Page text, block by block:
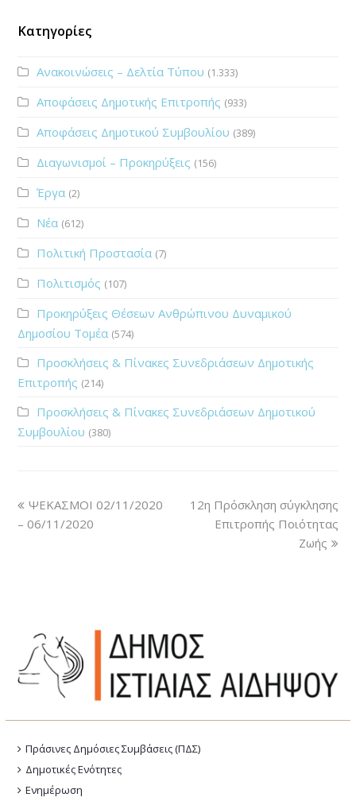
Κατηγορίες
Ανακοινώσεις – Δελτία Τύπου (1.333)
Αποφάσεις Δημοτικής Επιτροπής (933)
Αποφάσεις Δημοτικού Συμβουλίου (389)
Διαγωνισμοί – Προκηρύξεις (156)
Έργα (2)
Νέα (612)
Πολιτική Προστασία (7)
Πολιτισμός (107)
Προκηρύξεις Θέσεων Ανθρώπινου Δυναμικού
Δημοσίου Τομέα (574)
Προσκλήσεις & Πίνακες Συνεδριάσεων Δημοτικής
Επιτροπής (214)
Προσκλήσεις & Πίνακες Συνεδριάσεων Δημοτικού
Συμβουλίου (380)
ΨΕΚΑΣΜΟΙ 02/11/2020
– 06/11/2020
12η Πρόσκληση σύγκλησης
Επιτροπής Ποιότητας
Ζωής
Πράσινες Δημόσιες Συμβάσεις (ΠΔΣ)
Δημοτικές Ενότητες
Ενημέρωση